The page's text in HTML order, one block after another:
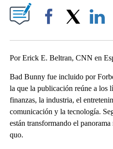
Por Erick E. Beltran, CNN en
Bad Bunny fue incluido por
la que la publicación reúne a los
finanzas, la industria, el
comunicación y la tecnología.
están transformando el
quo.